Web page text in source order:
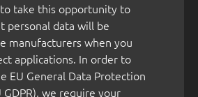
take this opportunity to
personal data will be
manufacturers when you
applications. In order to
EU General Data Protection
GDPR), we require your